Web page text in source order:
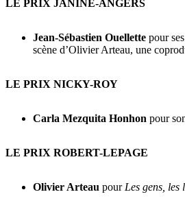
LE PRIX JANINE-ANGERS
Jean-Sébastien Ouellette pour
scène d’Olivier Arteau, une
LE PRIX NICKY-ROY
Carla Mezquita Honhon pour
LE PRIX ROBERT-LEPAGE
Olivier Arteau pour Les gens, les